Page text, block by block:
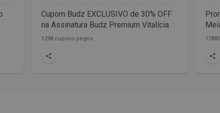
Cupom Budz EXCLUSIVO de 30% OFF
na Assinatura Budz Premium Vitalícia
1298 cupons pegos